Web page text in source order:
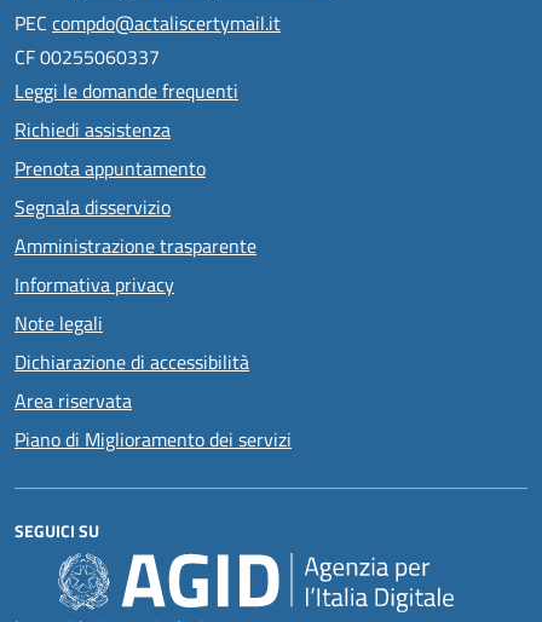
PEC compdo@actaliscertymail.it
CF 00255060337
Leggi le domande frequenti
Richiedi assistenza
Prenota appuntamento
Segnala disservizio
Amministrazione trasparente
Informativa privacy
Note legali
Dichiarazione di accessibilità
Area riservata
Piano di Miglioramento dei servizi
SEGUICI SU